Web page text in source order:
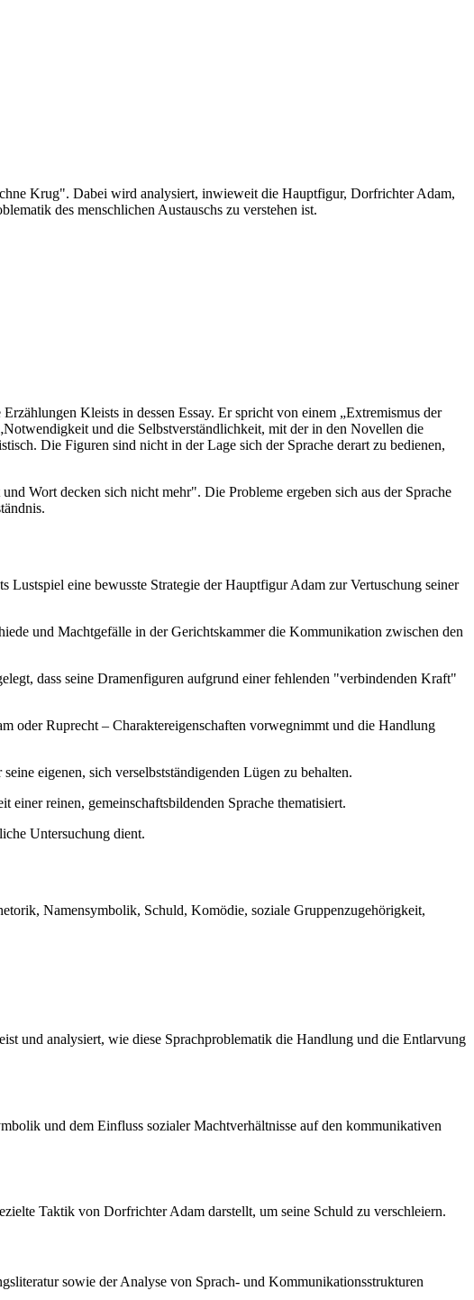
Krug". Dabei wird analysiert, inwieweit die Hauptfigur, Dorfrichter Adam,
des menschlichen Austauschs zu verstehen ist.
Kleists in dessen Essay. Er spricht von einem „Extremismus der
und die Selbstverständlichkeit, mit der in den Novellen die
Die Figuren sind nicht in der Lage sich der Sprache derart zu bedienen,
Wort decken sich nicht mehr". Die Probleme ergeben sich aus der Sprache
eine bewusste Strategie der Hauptfigur Adam zur Vertuschung seiner
und Machtgefälle in der Gerichtskammer die Kommunikation zwischen den
dass seine Dramenfiguren aufgrund einer fehlenden "verbindenden Kraft"
oder Ruprecht – Charaktereigenschaften vorwegnimmt und die Handlung
eigenen, sich verselbstständigenden Lügen zu behalten.
reinen, gemeinschaftsbildenden Sprache thematisiert.
Untersuchung dient.
Namensymbolik, Schuld, Komödie, soziale Gruppenzugehörigkeit,
und analysiert, wie diese Sprachproblematik die Handlung und die Entlarvung
und dem Einfluss sozialer Machtverhältnisse auf den kommunikativen
Taktik von Dorfrichter Adam darstellt, um seine Schuld zu verschleiern.
sowie der Analyse von Sprach- und Kommunikationsstrukturen